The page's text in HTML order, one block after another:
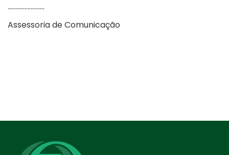
……………………
Assessoria de Comunicação